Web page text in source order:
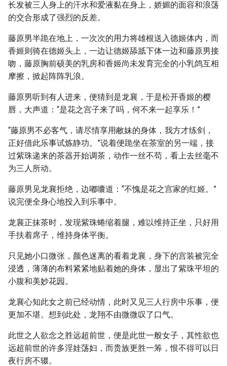
长发被三人身上的汗水和爱液黏在身上，娇媚的面容和浪荡
的交合形成了强烈的反差。
藤原男半跪在地上，一次次的用力将雄根送入德姬体内，而
香姬则骑在德姬头上，一边让德姬舔舐下体一边和藤原男接
吻，藤原胸前硕美的乳房和香姬尚未发育完全的小乳鸽互相
摩擦，掀起阵阵乳浪。
藤原男听到有人进来，便猜到是龙襄，于是松开香姬的樱
唇，大声道：“是花之宫子来了吗，何不来一起享乐！”
“藤原男不必客气，请尽情享用敝妹的身体，我方才练剑，
正好借此乐事试炼静功。”说着便跪坐在茶室的另一端，接
过紫珠递来的茶器开始调茶，动作一丝不苟，看上去丝毫不
为三人所动。
藤原男见龙襄拒绝，边嘟囔道：“不愧是花之宫家的红姬。”
说完便全身心地投入到乐事中。
龙襄正抹茶时，发现紫珠蜷缩着腿，难以维持正坐，只好用
手扶着席子，维持身体平衡。
只见她小口微张，颜色迷离的看着龙襄，身下的宫装被完全
浸透，薄薄的布料紧紧地贴着她的身体，显出了紫珠平坦的
小腹和美妙花园。
龙襄心知此女之前已经动情，此时又见三人行房中乐事，便
更加不堪。想到此处，龙翔不由微微叹了口气。
此世之人欲念之胜远超前世，便是此世一般女子，其性欲也
远超前世的许多淫娃荡妇，而贵族更胜一筹，恨不得可以日
夜行房不辍。